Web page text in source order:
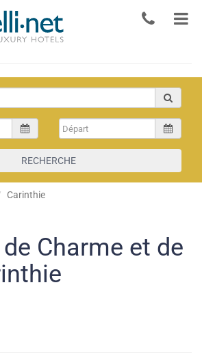
RECHERCHE
Carinthie
Charme et de